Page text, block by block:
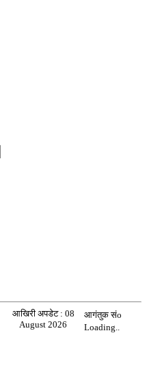
आखिरी अपडेट : 08
August 2026
आगंतुक संo
Loading..